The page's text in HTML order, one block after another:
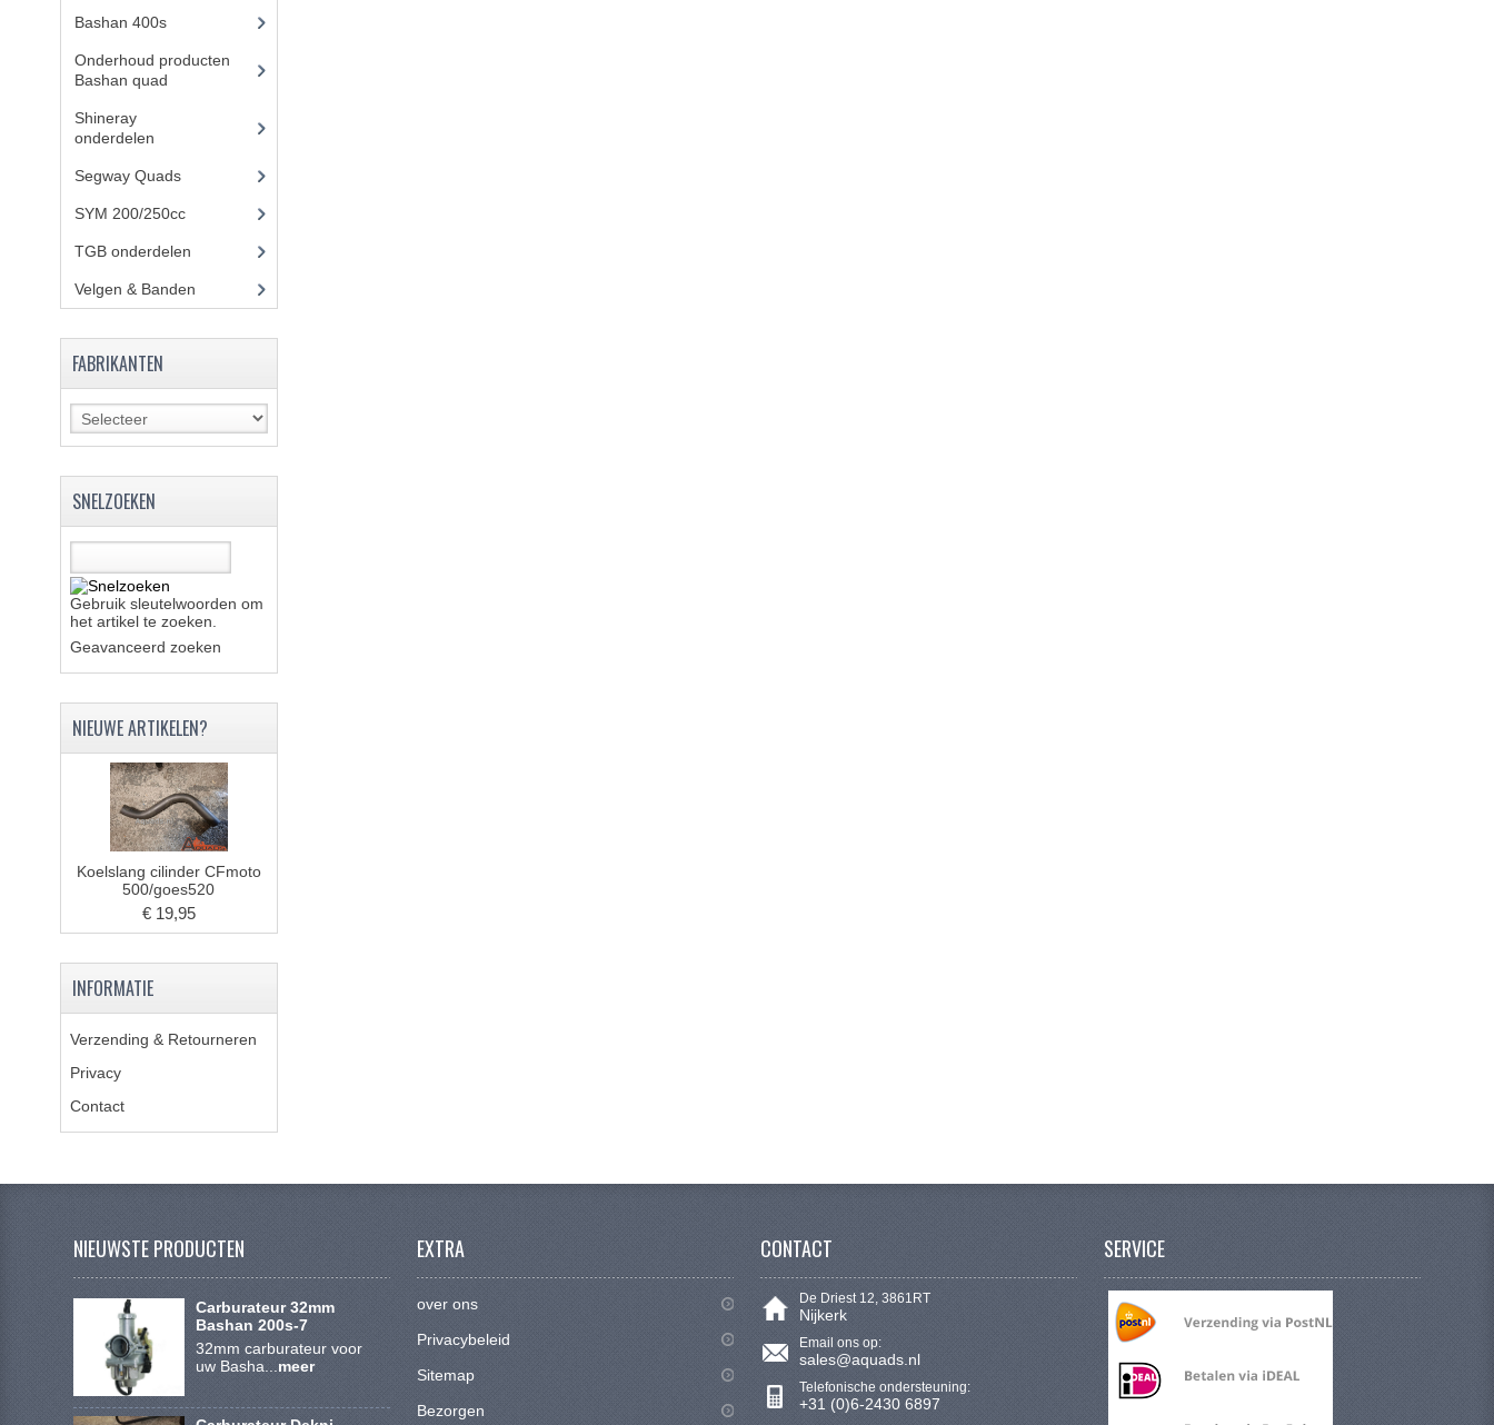
Bashan 400s(5)
Onderhoud producten
Bashan quad
Shineray
onderdelen
Segway Quads(6)
SYM 200/250cc(15)
TGB onderdelen
Velgen & Banden
FABRIKANTEN
SNELZOEKEN
Gebruik sleutelwoorden om
het artikel te zoeken.
Geavanceerd zoeken
NIEUWE ARTIKELEN?
Koelslang cilinder CFmoto
500/goes520
€ 19,95
INFORMATIE
Verzending & Retourneren
Privacy
Contact
NIEUWSTE PRODUCTEN
Carburateur 32mm
Bashan 200s-7
32mm carburateur voor
uw Basha... meer
EXTRA
over ons
Privacybeleid
Sitemap
Bezorgen
CONTACT
De Driest 12, 3861RT
Nijkerk
Email ons op:
sales@aquads.nl
Telefonische ondersteuning:
+31 (0)6-2430 6897
SERVICE